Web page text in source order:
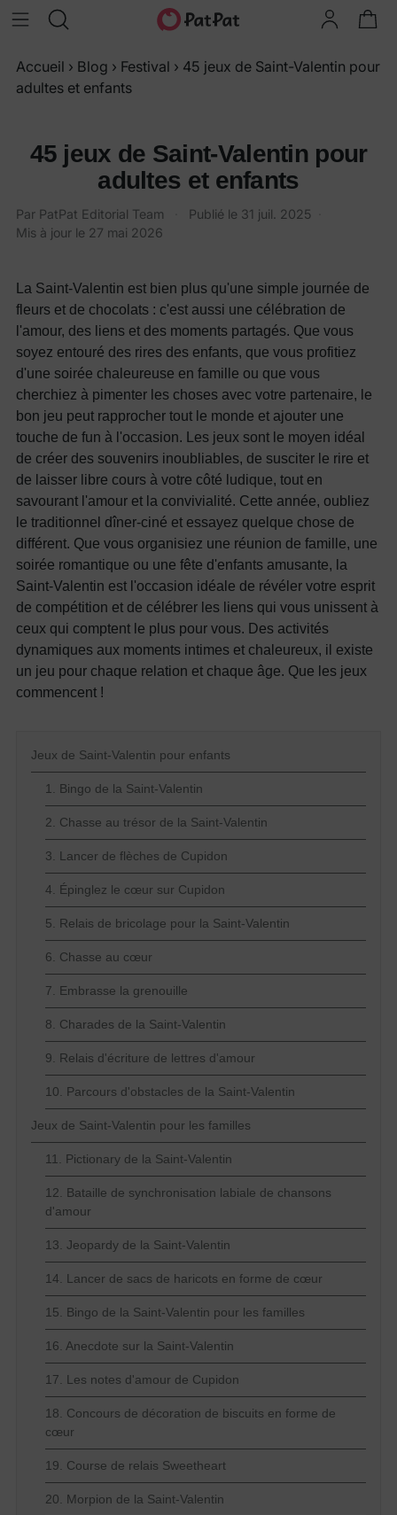
Accueil › Blog › Festival › 45 jeux de Saint-Valentin pour
adultes et enfants
45 jeux de Saint-Valentin pour
adultes et enfants
Par PatPat Editorial Team Publié le 31 juil. 2025
Mis à jour le 27 mai 2026
La Saint-Valentin est bien plus qu'une simple journée de
fleurs et de chocolats : c'est aussi une célébration de
l'amour, des liens et des moments partagés. Que vous
soyez entouré des rires des enfants, que vous profitiez
d'une soirée chaleureuse en famille ou que vous
cherchiez à pimenter les choses avec votre partenaire, le
bon jeu peut rapprocher tout le monde et ajouter une
touche de fun à l'occasion. Les jeux sont le moyen idéal
de créer des souvenirs inoubliables, de susciter le rire et
de laisser libre cours à votre côté ludique, tout en
savourant l'amour et la convivialité. Cette année, oubliez
le traditionnel dîner-ciné et essayez quelque chose de
différent. Que vous organisiez une réunion de famille, une
soirée romantique ou une fête d'enfants amusante, la
Saint-Valentin est l'occasion idéale de révéler votre esprit
de compétition et de célébrer les liens qui vous unissent à
ceux qui comptent le plus pour vous. Des activités
dynamiques aux moments intimes et chaleureux, il existe
un jeu pour chaque relation et chaque âge. Que les jeux
commencent !
Jeux de Saint-Valentin pour enfants
1. Bingo de la Saint-Valentin
2. Chasse au trésor de la Saint-Valentin
3. Lancer de flèches de Cupidon
4. Épinglez le cœur sur Cupidon
5. Relais de bricolage pour la Saint-Valentin
6. Chasse au cœur
7. Embrasse la grenouille
8. Charades de la Saint-Valentin
9. Relais d'écriture de lettres d'amour
10. Parcours d'obstacles de la Saint-Valentin
Jeux de Saint-Valentin pour les familles
11. Pictionary de la Saint-Valentin
12. Bataille de synchronisation labiale de chansons
d'amour
13. Jeopardy de la Saint-Valentin
14. Lancer de sacs de haricots en forme de cœur
15. Bingo de la Saint-Valentin pour les familles
16. Anecdote sur la Saint-Valentin
17. Les notes d'amour de Cupidon
18. Concours de décoration de biscuits en forme de
cœur
19. Course de relais Sweetheart
20. Morpion de la Saint-Valentin